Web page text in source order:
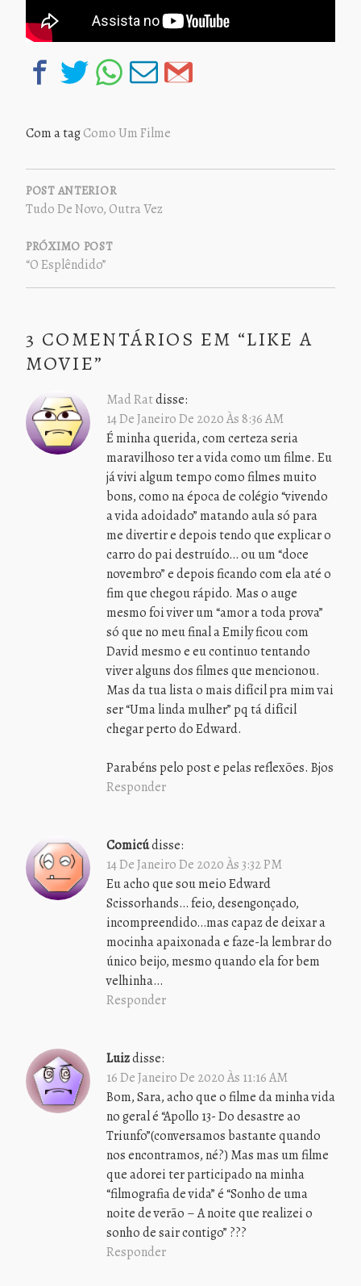
Com a tagComo Um Filme
NAVEGAÇÃO
DE
POST
POST ANTERIOR
Tudo De Novo, Outra Vez
PRÓXIMO POST
“O Esplêndido”
3 COMENTÁRIOS EM “LIKE A
MOVIE”
Mad Ratdisse:
14 De Janeiro De 2020 Às 8:36 AM
É minha querida, com certeza seria
maravilhoso ter a vida como um filme. Eu
já vivi algum tempo como filmes muito
bons, como na época de colégio “vivendo
a vida adoidado” matando aula só para
me divertir e depois tendo que explicar o
carro do pai destruído… ou um “doce
novembro” e depois ficando com ela até o
fim que chegou rápido. Mas o auge
mesmo foi viver um “amor a toda prova”
só que no meu final a Emily ficou com
David mesmo e eu continuo tentando
viver alguns dos filmes que mencionou.
Mas da tua lista o mais difícil pra mim vai
ser “Uma linda mulher” pq tá difícil
chegar perto do Edward.
Parabéns pelo post e pelas reflexões. Bjos
Responder
Comicúdisse:
14 De Janeiro De 2020 Às 3:32 PM
Eu acho que sou meio Edward
Scissorhands… feio, desengonçado,
incompreendido…mas capaz de deixar a
mocinha apaixonada e faze-la lembrar do
único beijo, mesmo quando ela for bem
velhinha…
Responder
Luizdisse:
16 De Janeiro De 2020 Às 11:16 AM
Bom, Sara, acho que o filme da minha vida
no geral é “Apollo 13- Do desastre ao
Triunfo”(conversamos bastante quando
nos encontramos, né?) Mas mas um filme
que adorei ter participado na minha
“filmografia de vida” é “Sonho de uma
noite de verão – A noite que realizei o
sonho de sair contigo” ???
Responder